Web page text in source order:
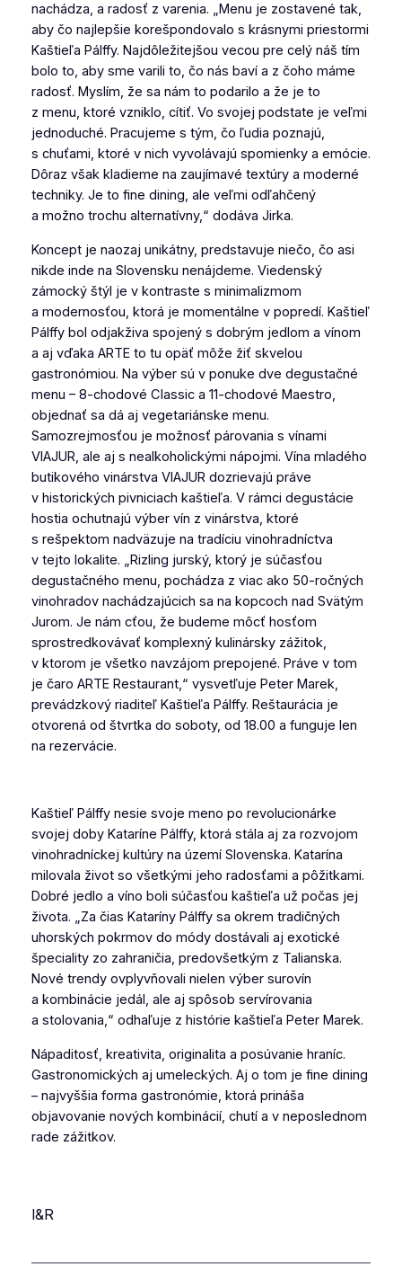
nachádza, a radosť z varenia. „Menu je zostavené tak,
aby čo najlepšie korešpondovalo s krásnymi priestormi
Kaštieľa Pálffy. Najdôležitejšou vecou pre celý náš tím
bolo to, aby sme varili to, čo nás baví a z čoho máme
radosť. Myslím, že sa nám to podarilo a že je to
z menu, ktoré vzniklo, cítiť. Vo svojej podstate je veľmi
jednoduché. Pracujeme s tým, čo ľudia poznajú,
s chuťami, ktoré v nich vyvolávajú spomienky a emócie.
Dôraz však kladieme na zaujímavé textúry a moderné
techniky. Je to fine dining, ale veľmi odľahčený
a možno trochu alternatívny,“ dodáva Jirka.
Koncept je naozaj unikátny, predstavuje niečo, čo asi
nikde inde na Slovensku nenájdeme. Viedenský
zámocký štýl je v kontraste s minimalizmom
a modernosťou, ktorá je momentálne v popredí. Kaštieľ
Pálffy bol odjakživa spojený s dobrým jedlom a vínom
a aj vďaka ARTE to tu opäť môže žiť skvelou
gastronómiou. Na výber sú v ponuke dve degustačné
menu – 8-chodové Classic a 11-chodové Maestro,
objednať sa dá aj vegetariánske menu.
Samozrejmosťou je možnosť párovania s vínami
VIAJUR, ale aj s nealkoholickými nápojmi. Vína mladého
butikového vinárstva VIAJUR dozrievajú práve
v historických pivniciach kaštieľa. V rámci degustácie
hostia ochutnajú výber vín z vinárstva, ktoré
s rešpektom nadväzuje na tradíciu vinohradníctva
v tejto lokalite. „Rizling jurský, ktorý je súčasťou
degustačného menu, pochádza z viac ako 50-ročných
vinohradov nachádzajúcich sa na kopcoch nad Svätým
Jurom. Je nám cťou, že budeme môcť hosťom
sprostredkovávať komplexný kulinársky zážitok,
v ktorom je všetko navzájom prepojené. Práve v tom
je čaro ARTE Restaurant,“ vysvetľuje Peter Marek,
prevádzkový riaditeľ Kaštieľa Pálffy. Reštaurácia je
otvorená od štvrtka do soboty, od 18.00 a funguje len
na rezervácie.
Kaštieľ Pálffy nesie svoje meno po revolucionárke
svojej doby Kataríne Pálffy, ktorá stála aj za rozvojom
vinohradníckej kultúry na území Slovenska. Katarína
milovala život so všetkými jeho radosťami a pôžitkami.
Dobré jedlo a víno boli súčasťou kaštieľa už počas jej
života. „Za čias Kataríny Pálffy sa okrem tradičných
uhorských pokrmov do módy dostávali aj exotické
špeciality zo zahraničia, predovšetkým z Talianska.
Nové trendy ovplyvňovali nielen výber surovín
a kombinácie jedál, ale aj spôsob servírovania
a stolovania,“ odhaľuje z histórie kaštieľa Peter Marek.
Nápaditosť, kreativita, originalita a posúvanie hraníc.
Gastronomických aj umeleckých. Aj o tom je fine dining
– najvyššia forma gastronómie, ktorá prináša
objavovanie nových kombinácií, chutí a v neposlednom
rade zážitkov.
I&R